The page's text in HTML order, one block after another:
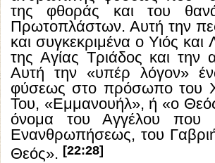
της φθοράς και του
Πρωτοπλάστων. Αυτή την
και συγκεκριμένα ο Υιός
της Αγίας Τριάδος και
Αυτή την «υπέρ λόγον»
φύσεως στο πρόσωπο του
Του, «Εμμανουήλ», ή «ο
όνομα του Αγγέλου που
Ενανθρωπήσεως, του
Θεός». [22:28]